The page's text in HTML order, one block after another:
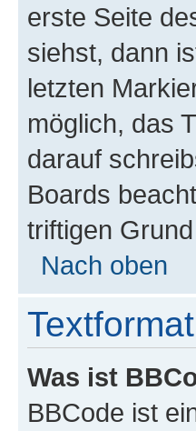
erste Seite
siehst, dann
letzten
möglich, das
darauf
Boards
triftigen
Nach oben
Was ist
BBCode ist